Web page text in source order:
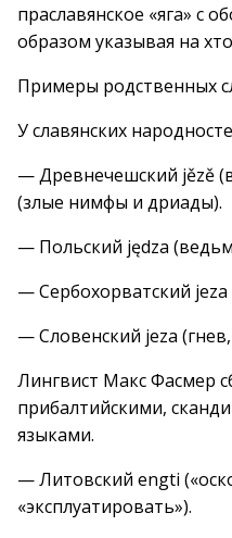
праславянское «яга» с
образом указывая на
Примеры родственных
У славянских
— Древнечешский jězě
(злые нимфы и дриады).
— Польский jędza
— Сербохорватский jeza
— Словенский jeza
Лингвист Макс Фасмер
прибалтийскими,
языками.
— Литовский engti
«эксплуатировать»).